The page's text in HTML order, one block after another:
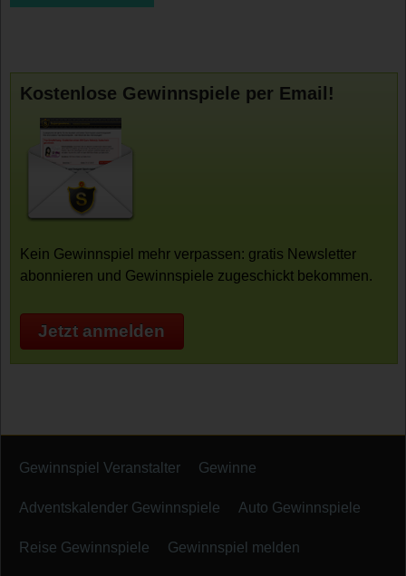
Kostenlose Gewinnspiele per Email!
Kein Gewinnspiel mehr verpassen: gratis Newsletter
abonnieren und Gewinnspiele zugeschickt bekommen.
Jetzt anmelden
Gewinnspiel Veranstalter Gewinne
Adventskalender Gewinnspiele Auto Gewinnspiele
Reise Gewinnspiele Gewinnspiel melden